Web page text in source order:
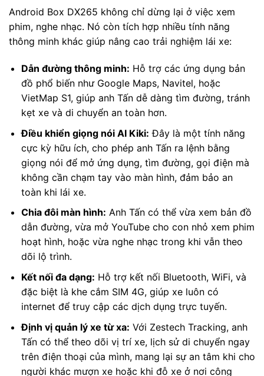
Android Box DX265 không chỉ dừng lại ở việc xem
phim, nghe nhạc. Nó còn tích hợp nhiều tính năng
thông minh khác giúp nâng cao trải nghiệm lái xe:
Dẫn đường thông minh: Hỗ trợ các ứng dụng bản
đồ phổ biến như Google Maps, Navitel, hoặc
VietMap S1, giúp anh Tấn dễ dàng tìm đường, tránh
kẹt xe và di chuyển an toàn hơn.
Điều khiển giọng nói AI Kiki: Đây là một tính năng
cực kỳ hữu ích, cho phép anh Tấn ra lệnh bằng
giọng nói để mở ứng dụng, tìm đường, gọi điện mà
không cần chạm tay vào màn hình, đảm bảo an
toàn khi lái xe.
Chia đôi màn hình: Anh Tấn có thể vừa xem bản đồ
dẫn đường, vừa mở YouTube cho con nhỏ xem phim
hoạt hình, hoặc vừa nghe nhạc trong khi vẫn theo
dõi lộ trình.
Kết nối đa dạng: Hỗ trợ kết nối Bluetooth, WiFi, và
đặc biệt là khe cắm SIM 4G, giúp xe luôn có
internet để truy cập các dịch dụng trực tuyến.
Định vị quản lý xe từ xa: Với Zestech Tracking, anh
Tấn có thể theo dõi vị trí xe, lịch sử di chuyển ngay
trên điện thoại của mình, mang lại sự an tâm khi cho
người khác mượn xe hoặc khi đỗ xe ở nơi công